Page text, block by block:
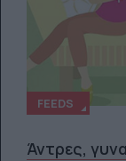
FEEDS
Άντρες,